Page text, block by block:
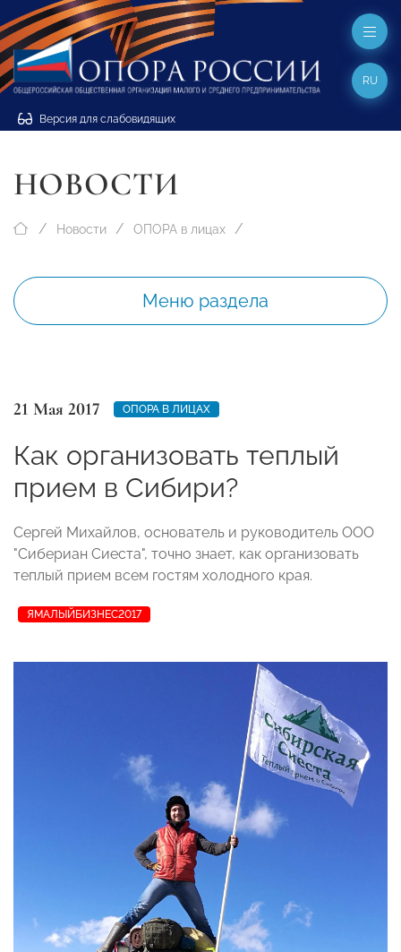
Версия для слабовидящих
RU
НОВОСТИ
Новости ОПОРА в лицах
Меню раздела
21 Мая 2017 ОПОРА В ЛИЦАХ
Как организовать теплый
прием в Сибири?
Сергей Михайлов, основатель и руководитель ООО
"Сибериан Сиеста", точно знает, как организовать
теплый прием всем гостям холодного края.
ЯМАЛЫЙБИЗНЕС2017